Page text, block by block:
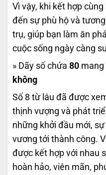
Vì vậy, khi kết hợp
đến sự phù hộ và
trụ, giúp bạn làm ăn
cuộc sống ngày càng
» Dãy số chứa 80 mang
không
Số 8 từ lâu đã được
thịnh vượng và phát
những khởi đầu mới,
vương tới thành công.
được kết hợp với nhau
hoàn hảo, viên mãn,